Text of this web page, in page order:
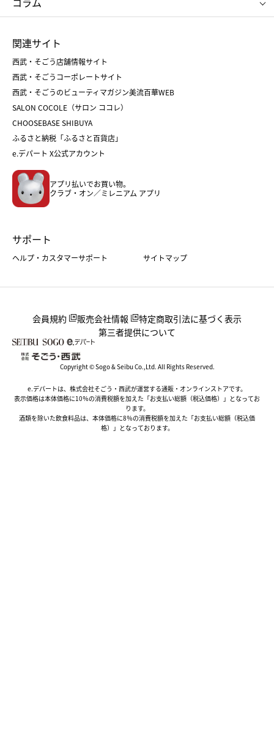
シュタイフ
ひな人形
五月人形
父の日
クリスマスケーキ
ホワイトデー
菓子折り
和菓子
人気のギフト
バレンタイン
ホワイトデー
おせち
フード
ホーム・キッチン＆アート
関連サイト
西武・そごう店舗情報サイト
西武・そごうコーポレートサイト
西武・そごうのビューティマガジン美流百華WEB
SALON COCOLE（サロン ココレ）
CHOOSEBASE SHIBUYA
ふるさと納税「ふるさと百貨店」
e.デパート X公式アカウント
アプリ払いでお買い物。
クラブ・オン／ミレニアム アプリ
サポート
ヘルプ・カスタマーサポート サイトマップ
会員規約 販売会社情報
特定商取引法に基づく表示
第三者提供について
Copyright © Sogo & Seibu Co.,Ltd. All Rights Reserved.
e.デパートは、株式会社そごう・西武が運営する通販・オンラインストアです。
表示価格は本体価格に10％の消費税額を加えた「お支払い総額（税込価格）」となってお
ります。
酒類を除いた飲食料品は、本体価格に8％の消費税額を加えた「お支払い総額（税込価
格）」となっております。